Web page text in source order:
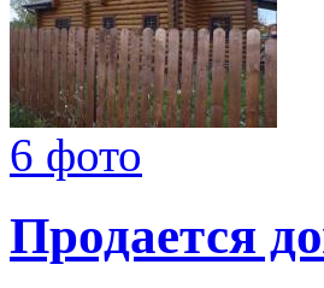
6 фото
Продается